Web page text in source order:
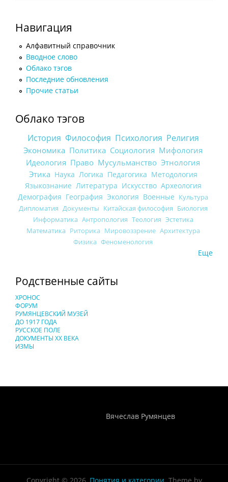
Навигация
Алфавитный справочник
Вводное слово
Облако тэгов
Последние обновления
Прочие статьи
Облако тэгов
История Философия Психология Религия
Экономика Политика Социология Мифология
Идеология Право Мусульманство Этнология
Этика Наука Логика Педагогика Методология
Языкознание Литература Искусство Археология
Демография География Экология Военные Культура
Дипломатия Документы Китайская философия Биология
Информатика Антропология Теология Эстетика
Математика Риторика Мировоззрение Архитектура
Физика Феноменология
Еще
Родственные сайты
ХРОНОС
ФОРУМ
РУМЯНЦЕВСКИЙ МУЗЕЙ
ДО 1917 ГОДА
РУССКОЕ ПОЛЕ
ДОКУМЕНТЫ XX ВЕКА
ИЗМЫ
Вячеслав Румянцев
Copyright © 2026, Понятия и категории. Theme by